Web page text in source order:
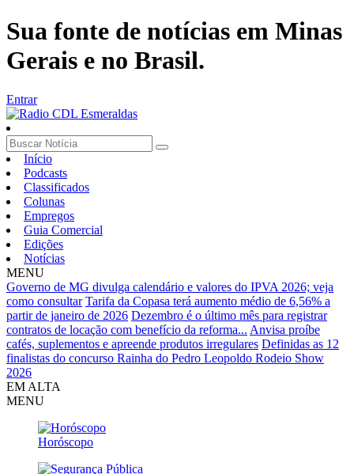
Sua fonte de notícias em Minas
Gerais e no Brasil.
Entrar
Início
Podcasts
Classificados
Colunas
Empregos
Guia Comercial
Edições
Notícias
MENU
Governo de MG divulga calendário e valores do IPVA 2026; veja
como consultar Tarifa da Copasa terá aumento médio de 6,56% a
partir de janeiro de 2026 Dezembro é o último mês para registrar
contratos de locação com benefício da reforma... Anvisa proíbe
cafés, suplementos e apreende produtos irregulares Definidas as 12
finalistas do concurso Rainha do Pedro Leopoldo Rodeio Show
2026
EM ALTA
MENU
Horóscopo